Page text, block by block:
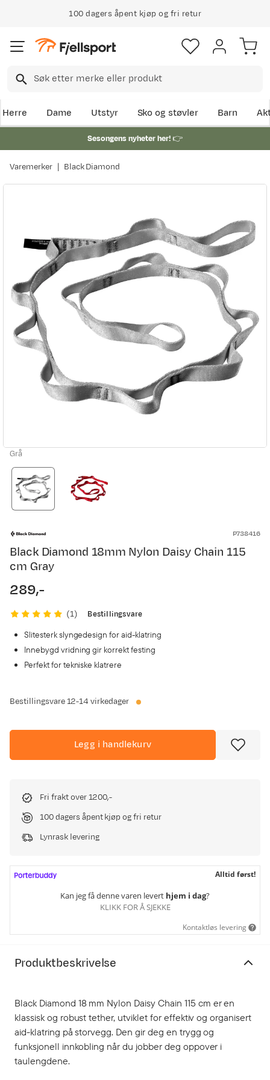
100 dagers åpent kjøp og fri retur
Herre Dame Utstyr Sko og støvler Barn
Sesongens nyheter her!👉
Varemerker Black Diamond
Grå
P738416
Black Diamond 18mm Nylon Daisy Chain 115
cm Gray
price
289,-
(1)
Bestillingsvare
Slitesterk slyngedesign for aid-klatring
Innebygd vridning gir korrekt festing
Perfekt for tekniske klatrere
Bestillingsvare 12-14 virkedager
Legg i handlekurv
Fri frakt over 1200,-
100 dagers åpent kjøp og fri retur
Lynrask levering
Alltid først!
Kan jeg få denne varen levert hjem i dag?
KLIKK FOR Å SJEKKE
Kontaktløs levering
Produktbeskrivelse
Black Diamond 18 mm Nylon Daisy Chain 115 cm er en
klassisk og robust tether, utviklet for effektiv og organisert
aid-klatring på storvegg. Den gir deg en trygg og
funksjonell innkobling når du jobber deg oppover i
taulengdene.